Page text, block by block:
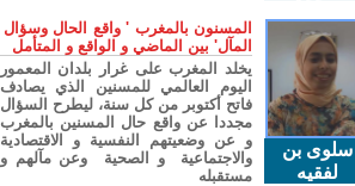
سلوى بن
لفقيه
المسنون بالمغرب ' واقع الحال وسؤال
المآل' بين الماضي و الواقع و المتأمل
يخلد المغرب على غرار بلدان المعمور
اليوم العالمي للمسنين الذي يصادف
فاتح أكتوبر من كل سنة، ليطرح السؤال
مجددا عن واقع حال المسنين بالمغرب
و عن وضعيتهم النفسية و الاقتصادية
والاجتماعية و الصحية وعن مآلهم و
مستقبله